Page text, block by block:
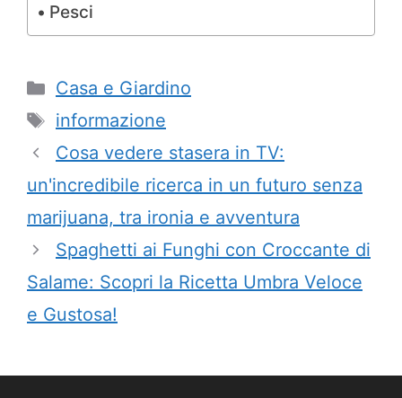
Pesci
Categorie
Casa e Giardino
Tag
informazione
Cosa vedere stasera in TV:
un'incredibile ricerca in un futuro senza
marijuana, tra ironia e avventura
Spaghetti ai Funghi con Croccante di
Salame: Scopri la Ricetta Umbra Veloce
e Gustosa!